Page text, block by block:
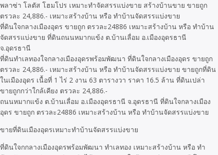
พลาซ่า โลตัส โฮมโปร เหมาะทำจัดสรรแบ่งขาย สร้างบ้านขาย ขายถูก
ตรวละ 24,886.- เหมาะสร้างบ้าน หรือ ทำบ้านจัดสรรแบ่งขาย
ที่ดินใจกลางเมืองอุดร ขายถูก ตรวละ24886 เหมาะสร้างบ้าน หรือ ทำบ้าน
จัดสรรแบ่งขาย ที่ดินถนนหมากแข้ง ต.บ้านเลื่อม อ.เมืองอุดรธานี
จ.อุดรธานี
ที่ดินทำเลทองใจกลางเมืองอุดรพร้อมพัฒนา ที่ดินใจกลางเมืองอุดร ขายถูก
ตรวละ 24,886.- เหมาะสร้างบ้าน หรือ ทำบ้านจัดสรรแบ่งขาย ขายถูกที่ดิน
ในเมืองอุดร เนื้อที่ 1 ไร่ 2 งาน 63 ตารางวา ราคา 16.5 ล้าน ที่ดินเปล่า
ขายถูกกว่าใกล้เคียง ตรวละ 24,886.-
ถนนหมากแข้ง ต.บ้านเลื่อม อ.เมืองอุดรธานี จ.อุดรธานี ที่ดินใจกลางเมือง
อุดร ขายถูก ตรวละ24886 เหมาะสร้างบ้าน หรือ ทำบ้านจัดสรรแบ่งขาย
ขายที่ดินเมืองอุดรเหมาะทำบ้านจัดสรรแบ่งขาย
ที่ดินใจกกลางเมืองอุดรพร้อมพัฒนา ทำเลทอง เหมาะสร้างบ้าน หรือ ทำ